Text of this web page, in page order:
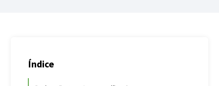
Índice